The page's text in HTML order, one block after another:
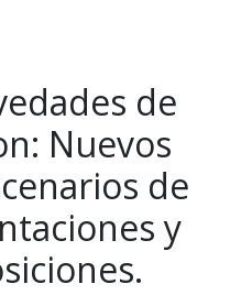
de
Nuevos
de
y